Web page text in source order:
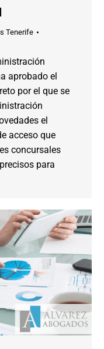
Tenerife
aprobado el
por el que se
el
acceso que
concursales
para